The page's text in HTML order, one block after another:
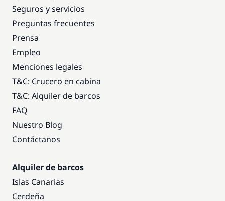
Seguros y servicios
Preguntas frecuentes
Prensa
Empleo
Menciones legales
T&C: Crucero en cabina
T&C: Alquiler de barcos
FAQ
Nuestro Blog
Contáctanos
Alquiler de barcos
Islas Canarias
Cerdeña